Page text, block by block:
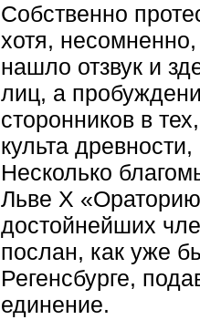
Собственно
хотя,
нашло отзвук и
лиц, а
сторонников в
культа
Несколько
Льве X
достойнейших
послан, как уже
Регенсбурге,
единение.